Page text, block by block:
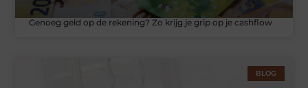
Genoeg geld op de rekening? Zo krijg je grip op je cashflow
BLOG